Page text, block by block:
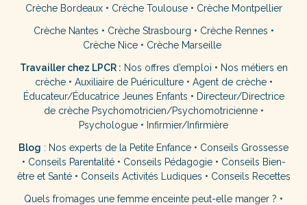
Crèche Bordeaux• Crèche Toulouse• Crèche Montpellier
Crèche Nantes • Crèche Strasbourg • Crèche Rennes •
Crèche Nice • Crèche Marseille
Travailler chez LPCR : Nos offres d’emploi • Nos métiers en
crèche• Auxiliaire de Puériculture• Agent de crèche•
Éducateur/Éducatrice Jeunes Enfants • Directeur/Directrice
de crèche Psychomotricien/Psychomotricienne•
Psychologue • Infirmier/Infirmière
Blog : Nos experts de la Petite Enfance • Conseils Grossesse
• Conseils Parentalité• Conseils Pédagogie• Conseils Bien-
être et Santé• Conseils Activités Ludiques • Conseils Recettes
Quels fromages une femme enceinte peut-elle manger ? •